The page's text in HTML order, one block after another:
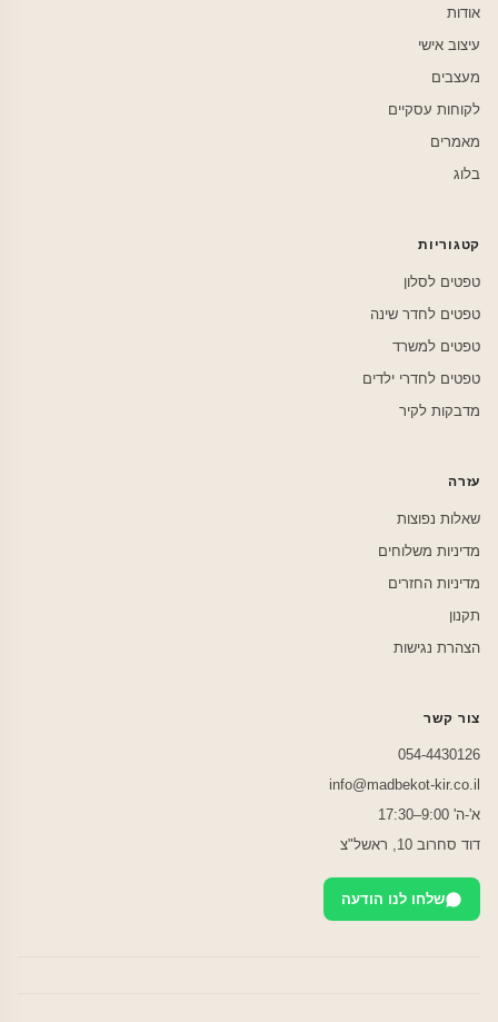
אודות
עיצוב אישי
מעצבים
לקוחות עסקיים
מאמרים
בלוג
קטגוריות
טפטים לסלון
טפטים לחדר שינה
טפטים למשרד
טפטים לחדרי ילדים
מדבקות לקיר
עזרה
שאלות נפוצות
מדיניות משלוחים
מדיניות החזרים
תקנון
הצהרת נגישות
צור קשר
054-4430126
info@madbekot-kir.co.il
א'-ה' 9:00–17:30
דוד סחרוב 10, ראשל"צ
שלחו לנו הודעה